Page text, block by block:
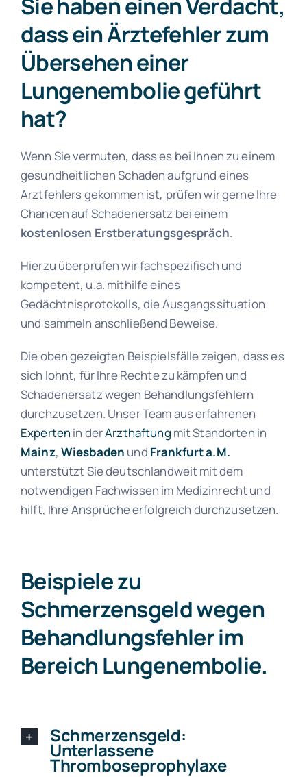
Sie haben einen Verdacht,
dass ein Ärztefehler zum
Übersehen einer
Lungenembolie geführt
hat?
Wenn Sie vermuten, dass es bei Ihnen zu einem
gesundheitlichen Schaden aufgrund eines
Arztfehlers gekommen ist, prüfen wir gerne Ihre
Chancen auf Schadenersatz bei einem
kostenlosen Erstberatungsgespräch.
Hierzu überprüfen wir fachspezifisch und
kompetent, u.a. mithilfe eines
Gedächtnisprotokolls, die Ausgangssituation
und sammeln anschließend Beweise.
Die oben gezeigten Beispielsfälle zeigen, dass es
sich lohnt, für Ihre Rechte zu kämpfen und
Schadenersatz wegen Behandlungsfehlern
durchzusetzen. Unser Team aus erfahrenen
Experten in derArzthaftung mit Standorten in
Mainz, Wiesbaden und Frankfurt a.M.
unterstützt Sie deutschlandweit mit dem
notwendigen Fachwissen im Medizinrecht und
hilft, Ihre Ansprüche erfolgreich durchzusetzen.
Beispiele zu
Schmerzensgeld wegen
Behandlungsfehler im
Bereich Lungenembolie.
Schmerzensgeld:
Unterlassene
Thromboseprophylaxe